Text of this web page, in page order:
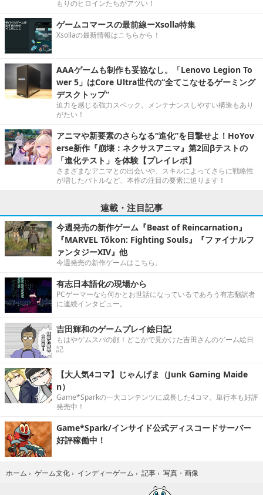
もりのヒロインたちがアツい！
ゲームコマースの最前線ーXsolla特集
Xsollaの最新情報はこちらから！
AAAゲームも制作も妥協なし。「Lenovo Legion To
wer 5」はCore Ultra世代の“全てこなせるゲーミング
デスクトップ”
迫力を感じる強力スペック。メンテナンスしやすい構造もあり
がたい！
アニマや新要素のさらなる“進化”を目撃せよ！HoYov
erse新作『崩壊：ネクサスアニマ』第2回βテストの
「進化テスト」を体験【プレイレポ】
さまざまなアニマとの出会いや、スキルによってさらに戦略性
が増したバトルなど、本作の注目の要素に迫ります！
連載・注目記事
今週発売の新作ゲーム『Beast of Reincarnation』
『MARVEL Tōkon: Fighting Souls』『ファイナルフ
ァンタジーXIV』他
今週発売の新作ゲームはこちら。
有志日本語化の現場から
PCゲーマーなら何かとお世話になっているであろう有志翻訳者
に連続インタビュー。
吉田輝和のゲームプレイ絵日記
もはやゲムスパの顔！どこかで見かけた吉田さんのゲーム絵日
記
【大人気4コマ】じゃんげま（Junk Gaming Maide
n）
Game*Sparkの一大コンテンツに成長した4コマ。単行本も好評
発売中！
Game*Spark/インサイド公式ディスコードサーバー
好評稼働中！
ホーム › ゲーム文化 › インディーゲーム › 記事 › 写真・画像